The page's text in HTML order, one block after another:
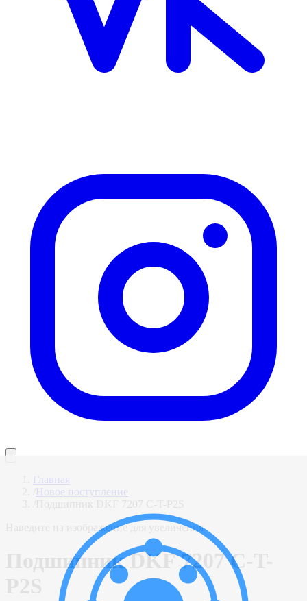
Главная
Новое поступление
Наведите на изображение для увеличения
Подшипник DKF 7207 C-T-